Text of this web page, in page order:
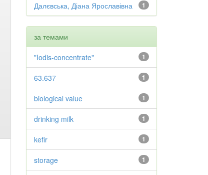
1
Далєвська, Діана Ярославівна
за темами
1
"Iodis-concentrate"
1
63.637
1
biological value
1
drinking milk
1
kefir
1
storage